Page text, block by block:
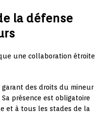
la défense
une collaboration étroite
des droits du mineur
présence est obligatoire
et à tous les stades de la